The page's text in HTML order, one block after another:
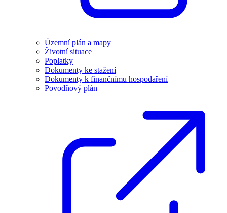
Územní plán a mapy
Životní situace
Poplatky
Dokumenty ke stažení
Dokumenty k finančnímu hospodaření
Povodňový plán